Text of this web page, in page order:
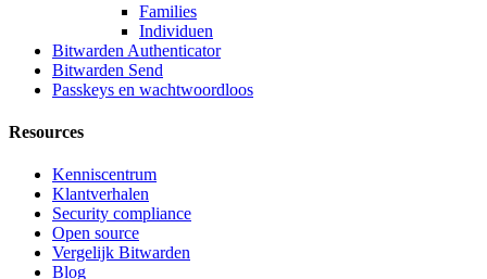
Families
Individuen
Bitwarden Authenticator
Bitwarden Send
Passkeys en wachtwoordloos
Resources
Kenniscentrum
Klantverhalen
Security compliance
Open source
Vergelijk Bitwarden
Blog